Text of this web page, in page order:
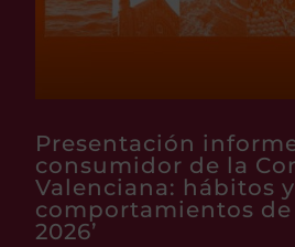
Presentación informe:
consumidor de la
Valenciana: hábitos y
comportamientos de
2026’